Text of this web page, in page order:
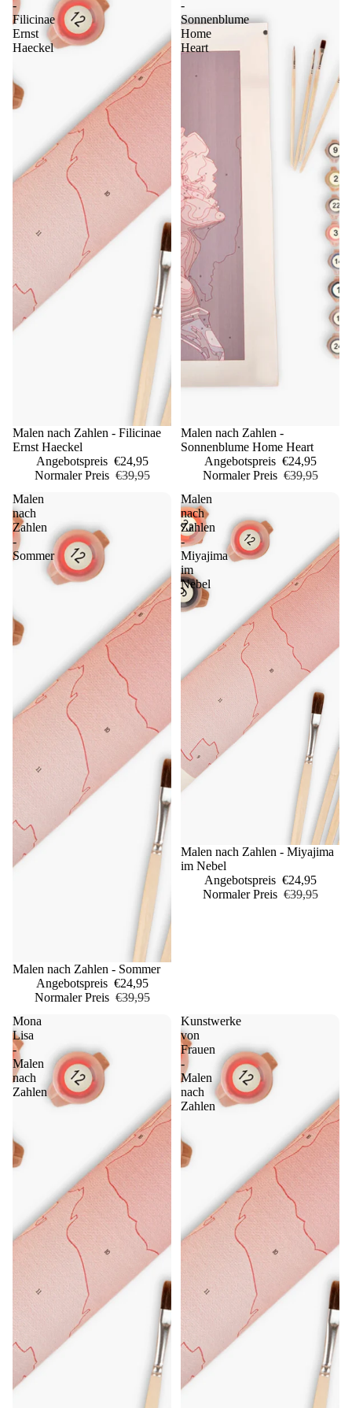
-
Filicinae
Ernst
Haeckel
Sale
Malen nach Zahlen - Filicinae
Ernst Haeckel
Angebotspreis €24,95
Normaler Preis €39,95
-
Sonnenblume
Home
Heart
Sale
Malen nach Zahlen -
Sonnenblume Home Heart
Angebotspreis €24,95
Normaler Preis €39,95
Malen
nach
Zahlen
-
Sommer
Sale
Malen nach Zahlen - Sommer
Angebotspreis €24,95
Normaler Preis €39,95
Malen
nach
Zahlen
-
Miyajima
im
Nebel
Sale
Malen nach Zahlen - Miyajima
im Nebel
Angebotspreis €24,95
Normaler Preis €39,95
Mona
Lisa
-
Malen
nach
Zahlen
Kunstwerke
von
Frauen
-
Malen
nach
Zahlen